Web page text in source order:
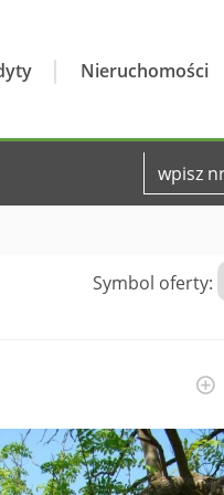
Nieruchomości
Symbol oferty: